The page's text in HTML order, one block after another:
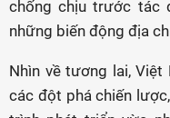
chống chịu trước tác
những biến động địa
Nhìn về tương lai, Việt
các đột phá chiến